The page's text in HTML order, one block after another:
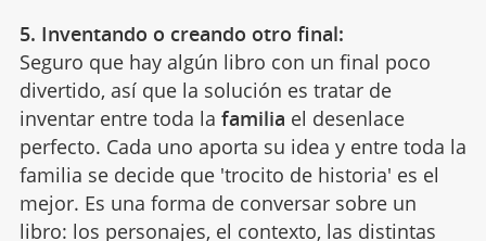
5. Inventando o creando otro final:
Seguro que hay algún libro con un final poco
divertido, así que la solución es tratar de
inventar entre toda la familia el desenlace
perfecto. Cada uno aporta su idea y entre toda la
familia se decide que 'trocito de historia' es el
mejor. Es una forma de conversar sobre un
libro: los personajes, el contexto, las distintas